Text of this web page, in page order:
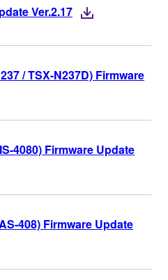
Ver.2.17
/ TSX-N237D) Firmware
4080) Firmware Update
408) Firmware Update